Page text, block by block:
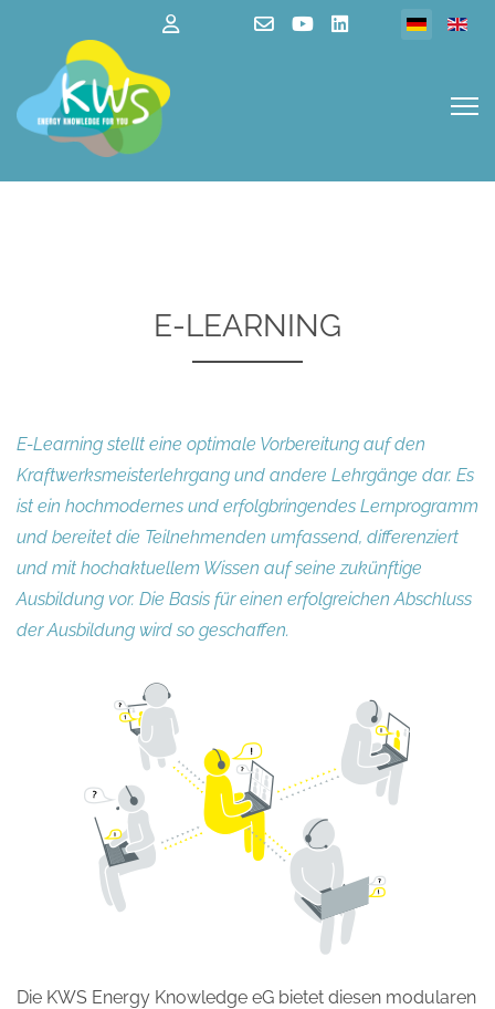
Sprache
E-LEARNING
E-Learning stellt eine optimale Vorbereitung auf den
Kraftwerksmeisterlehrgang und andere Lehrgänge dar. Es
ist ein hochmodernes und erfolgbringendes Lernprogramm
und bereitet die Teilnehmenden umfassend, differenziert
und mit hochaktuellem Wissen auf seine zukünftige
Ausbildung vor. Die Basis für einen erfolgreichen Abschluss
der Ausbildung wird so geschaffen.
Die KWS Energy Knowledge eG bietet diesen modularen